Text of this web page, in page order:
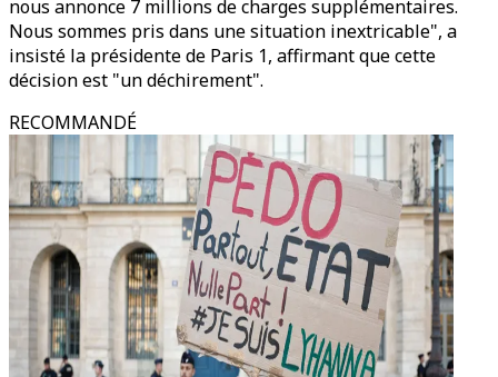
nous annonce 7 millions de charges supplémentaires.
Nous sommes pris dans une situation inextricable", a
insisté la présidente de Paris 1, affirmant que cette
décision est "un déchirement".
RECOMMANDÉ